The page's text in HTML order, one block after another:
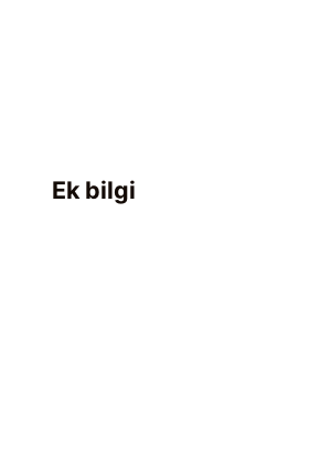
Ek bilgi